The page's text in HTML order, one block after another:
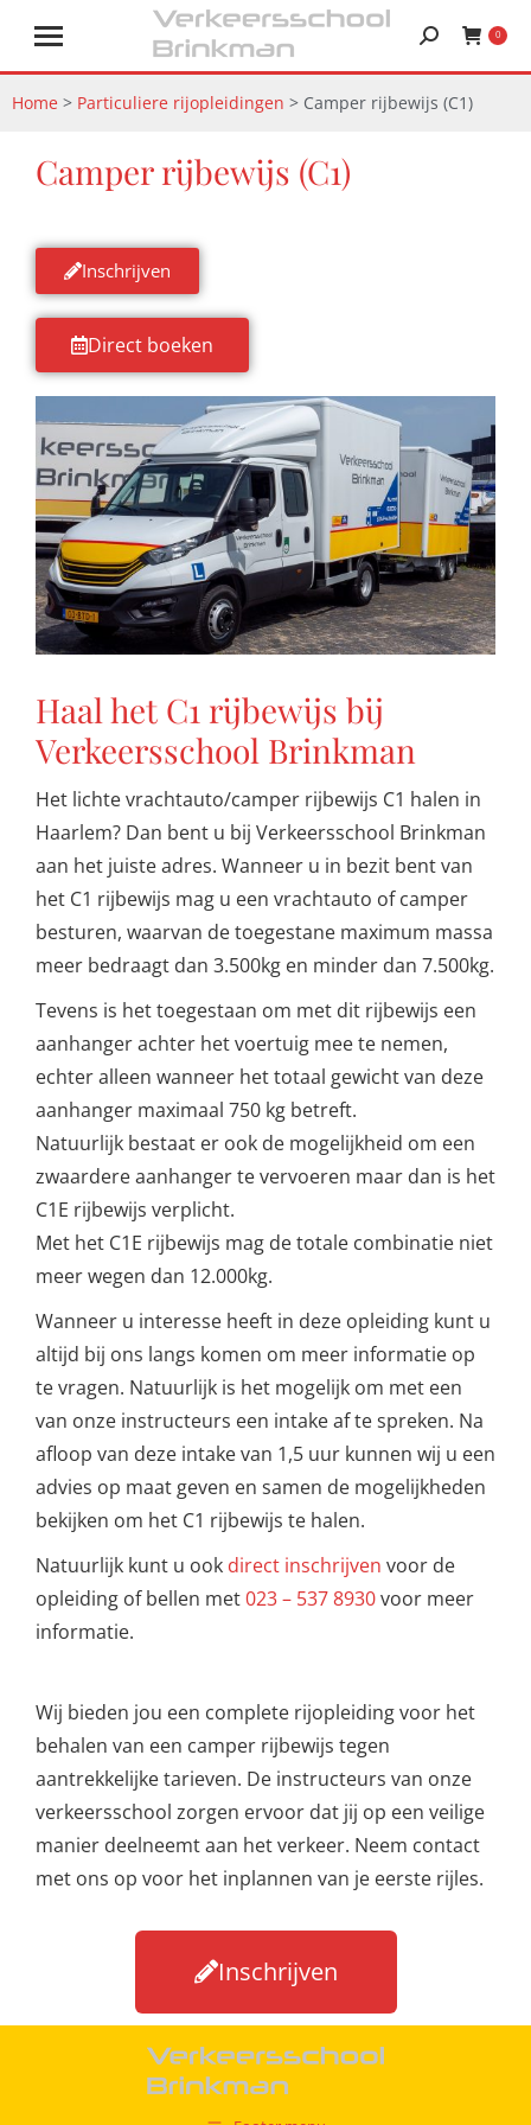
0
Home > Particuliere rijopleidingen > Camper rijbewijs (C1)
Camper rijbewijs (C1)
Inschrijven
Direct boeken
Haal het C1 rijbewijs bij
Verkeersschool Brinkman
Het lichte vrachtauto/camper rijbewijs C1 halen in
Haarlem? Dan bent u bij Verkeersschool Brinkman
aan het juiste adres. Wanneer u in bezit bent van
het C1 rijbewijs mag u een vrachtauto of camper
besturen, waarvan de toegestane maximum massa
meer bedraagt dan 3.500kg en minder dan 7.500kg.
Tevens is het toegestaan om met dit rijbewijs een
aanhanger achter het voertuig mee te nemen,
echter alleen wanneer het totaal gewicht van deze
aanhanger maximaal 750 kg betreft.
Natuurlijk bestaat er ook de mogelijkheid om een
zwaardere aanhanger te vervoeren maar dan is het
C1E rijbewijs verplicht.
Met het C1E rijbewijs mag de totale combinatie niet
meer wegen dan 12.000kg.
Wanneer u interesse heeft in deze opleiding kunt u
altijd bij ons langs komen om meer informatie op
te vragen. Natuurlijk is het mogelijk om met een
van onze instructeurs een intake af te spreken. Na
afloop van deze intake van 1,5 uur kunnen wij u een
advies op maat geven en samen de mogelijkheden
bekijken om het C1 rijbewijs te halen.
Natuurlijk kunt u ook direct inschrijven voor de
opleiding of bellen met023 – 537 8930voor meer
informatie.
Wij bieden jou een complete rijopleiding voor het
behalen van een camper rijbewijs tegen
aantrekkelijke tarieven. De instructeurs van onze
verkeersschool zorgen ervoor dat jij op een veilige
manier deelneemt aan het verkeer. Neem contact
met ons op voor het inplannen van je eerste rijles.
Inschrijven